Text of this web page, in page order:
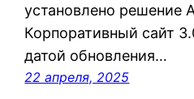
установлено решение
Корпоративный сайт
датой обновления…
22 апреля, 2025